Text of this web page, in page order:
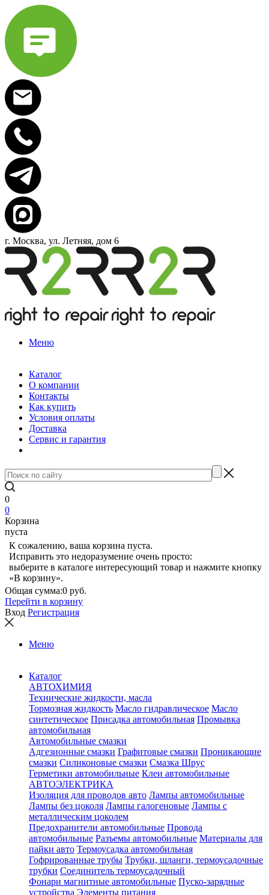
г. Москва, ул. Летняя, дом 6
Меню
Каталог
О компании
Контакты
Как купить
Условия оплаты
Доставка
Сервис и гарантия
0
0
Корзина
пуста
К сожалению, ваша корзина пуста.
Исправить это недоразумение очень просто:
выберите в каталоге интересующий товар и нажмите кнопку
«В корзину».
Общая сумма:0 руб.
Перейти в корзину
Вход Регистрация
Меню
Каталог
АВТОХИМИЯ
Технические жидкости, масла
Тормозная жидкость Масло гидравлическое Масло
синтетическое Присадка автомобильная Промывка
автомобильная
Автомобильные смазки
Адгезионные смазки Графитовые смазки Проникающие
смазки Силиконовые смазки Смазка Шрус
Герметики автомобильные Клеи автомобильные
АВТОЭЛЕКТРИКА
Изоляция для проводов авто Лампы автомобильные
Лампы без цоколя Лампы галогеновые Лампы с
металлическим цоколем
Предохранители автомобильные Провода
автомобильные Разъемы автомобильные Материалы для
пайки авто Термоусадка автомобильная
Гофрированные трубы Трубки, шланги, термоусадочные
трубки Соединитель термоусадочный
Фонари магнитные автомобильные Пуско-зарядные
устройства Элементы питания